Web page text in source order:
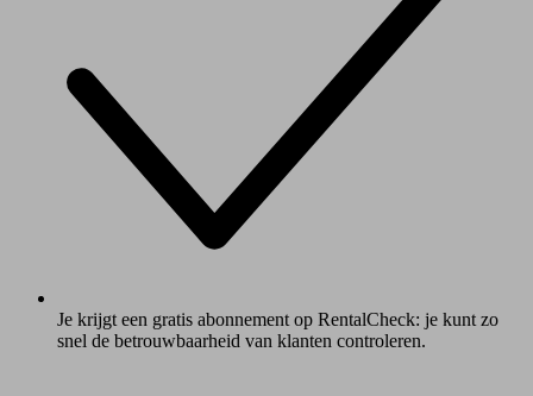
Je krijgt een gratis abonnement op RentalCheck: je kunt zo
snel de betrouwbaarheid van klanten controleren.